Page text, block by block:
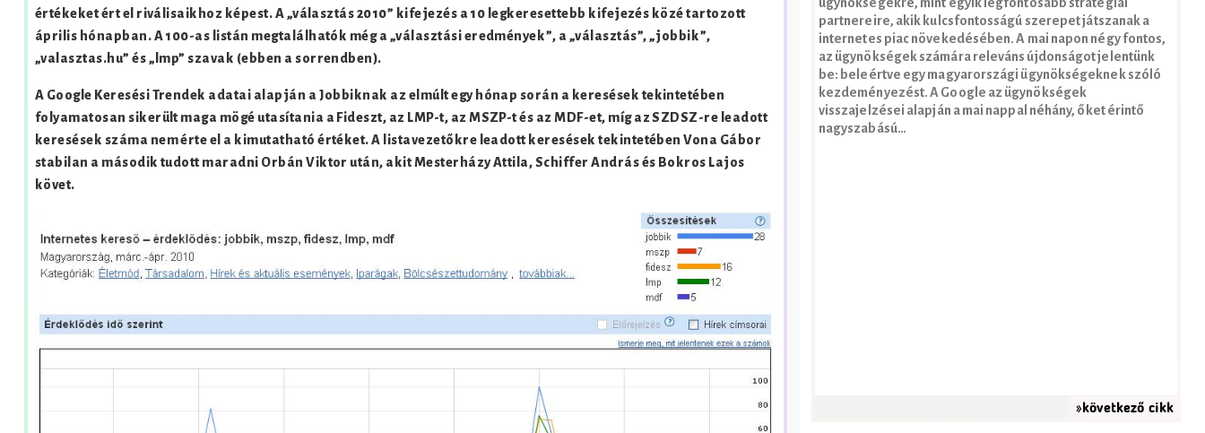
értékeket ért el riválisaikhoz képest. A „választás 2010” kifejezés a 10 legkeresettebb kifejezés közé tartozott
április hónapban. A 100-as listán megtalálhatók még a „választási eredmények”, a „választás”, „jobbik”,
„valasztas.hu” és „lmp” szavak (ebben a sorrendben).
A Google Keresési Trendek adatai alapján a Jobbiknak az elmúlt egy hónap során a keresések tekintetében
folyamatosan sikerült maga mögé utasítania a Fideszt, az LMP-t, az MSZP-t és az MDF-et, míg az SZDSZ-re leadott
keresések száma nem érte el a kimutatható értéket. A listavezetőkre leadott keresések tekintetében Vona Gábor
stabilan a második tudott maradni Orbán Viktor után, akit Mesterházy Attila, Schiffer András és Bokros Lajos
követ.
ügynökségekre, mint egyik legfontosabb stratégiai
partnereire, akik kulcsfontosságú szerepet játszanak a
internetes piac növekedésében. A mai napon négy fontos,
az ügynökségek számára releváns újdonságot jelentünk
be: beleértve egy magyarországi ügynökségeknek szóló
kezdeményezést. A Google az ügynökségek
visszajelzései alapján a mai nappal néhány, őket érintő
nagyszabású…
»következő cikk